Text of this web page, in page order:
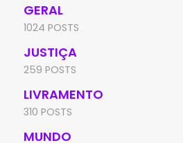
GERAL
1024 POSTS
JUSTIÇA
259 POSTS
LIVRAMENTO
310 POSTS
MUNDO